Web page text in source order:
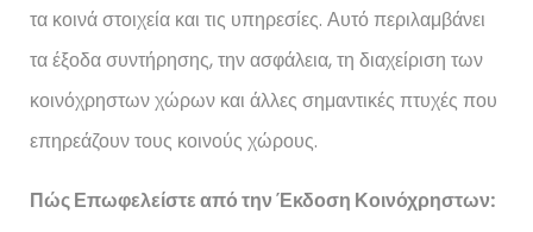
τα κοινά στοιχεία και τις υπηρεσίες. Αυτό περιλαμβάνει
τα έξοδα συντήρησης, την ασφάλεια, τη διαχείριση των
κοινόχρηστων χώρων και άλλες σημαντικές πτυχές που
επηρεάζουν τους κοινούς χώρους.
Πώς Επωφελείστε από την Έκδοση Κοινόχρηστων: